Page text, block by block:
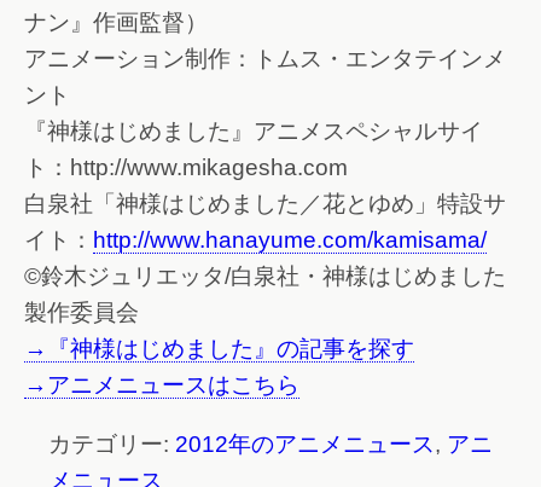
ナン』作画監督）
アニメーション制作：トムス・エンタテインメ
ント
『神様はじめました』アニメスペシャルサイ
ト：http://www.mikagesha.com
白泉社「神様はじめました／花とゆめ」特設サ
イト： http://www.hanayume.com/kamisama/
©鈴木ジュリエッタ/白泉社・神様はじめました
製作委員会
→『神様はじめました』の記事を探す
→アニメニュースはこちら
カテゴリー: 2012年のアニメニュース, アニ
メニュース